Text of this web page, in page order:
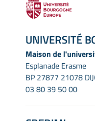
UNIVERSITÉ
Maison de
Esplanade Erasme
BP 27877 21078
03 80 39 50 00